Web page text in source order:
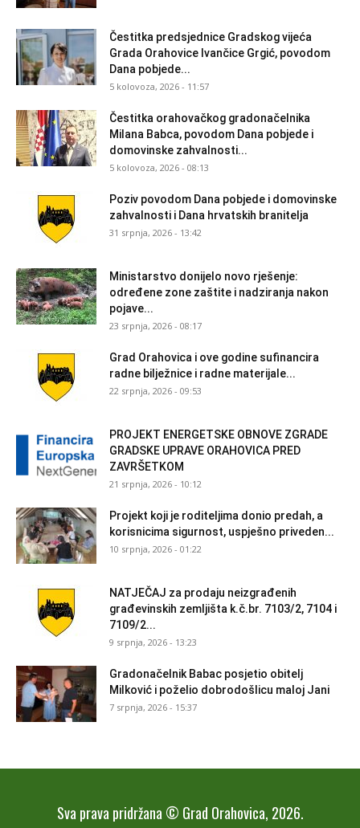
Čestitka predsjednice Gradskog vijeća
Grada Orahovice Ivančice Grgić, povodom
Dana pobjede...
5 kolovoza, 2026 - 11:57
Čestitka orahovačkog gradonačelnika
Milana Babca, povodom Dana pobjede i
domovinske zahvalnosti...
5 kolovoza, 2026 - 08:13
Poziv povodom Dana pobjede i domovinske
zahvalnosti i Dana hrvatskih branitelja
31 srpnja, 2026 - 13:42
Ministarstvo donijelo novo rješenje:
određene zone zaštite i nadziranja nakon
pojave...
23 srpnja, 2026 - 08:17
Grad Orahovica i ove godine sufinancira
radne bilježnice i radne materijale...
22 srpnja, 2026 - 09:53
PROJEKT ENERGETSKE OBNOVE ZGRADE
GRADSKE UPRAVE ORAHOVICA PRED
ZAVRŠETKOM
21 srpnja, 2026 - 10:12
Projekt koji je roditeljima donio predah, a
korisnicima sigurnost, uspješno priveden...
10 srpnja, 2026 - 01:22
NATJEČAJ za prodaju neizgrađenih
građevinskih zemljišta k.č.br. 7103/2, 7104 i
7109/2...
9 srpnja, 2026 - 13:23
Gradonačelnik Babac posjetio obitelj
Milković i poželio dobrodošlicu maloj Jani
7 srpnja, 2026 - 15:37
Sva prava pridržana © Grad Orahovica, 2026.